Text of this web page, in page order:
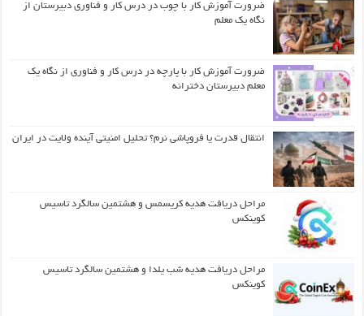
ضرورت آموزش کار با چوب در درس کار و فناوری دبیرستان از
نگاه یک معلم
ضرورت آموزش کار با پارچه در درس کار و فناوری از نگاه یک
معلم دبیرستان دخترانه
انتقال قدرت یا فروپاشی نرم؟ تحلیل امنیتی آینده ولایت در ایران
مراحل دریافت هدیه کریسمس و هشتمین سالگرد تاسیس
کوینکس
مراحل دریافت هدیه شب یلدا و هشتمین سالگرد تاسیس
کوینکس